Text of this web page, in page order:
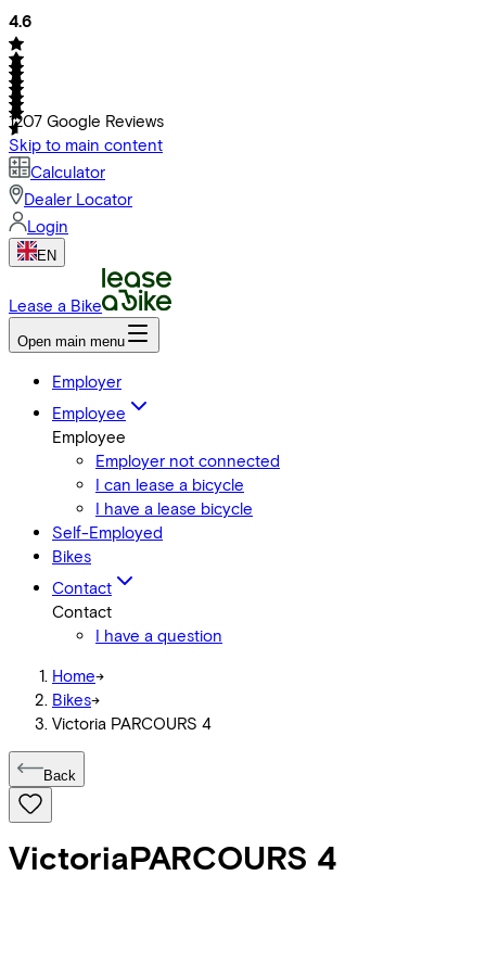
4.6
1207 Google Reviews
Skip to main content
Calculator
Dealer Locator
Login
EN
Lease a Bike
Open main menu
Employer
Employee
Employee
Employer not connected
I can lease a bicycle
I have a lease bicycle
Self-Employed
Bikes
Contact
Contact
I have a question
Home->
Bikes->
Victoria PARCOURS 4
Back
VictoriaPARCOURS 4